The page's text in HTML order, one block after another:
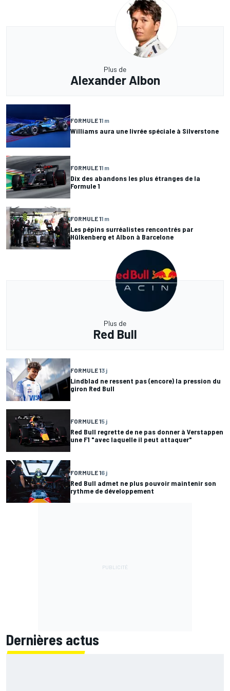
Plus de
Alexander Albon
FORMULE 11 m
Williams aura une livrée spéciale à Silverstone
FORMULE 11 m
Dix des abandons les plus étranges de la
Formule 1
FORMULE 11 m
Les pépins surréalistes rencontrés par
Hülkenberg et Albon à Barcelone
Plus de
Red Bull
FORMULE 13 j
Lindblad ne ressent pas (encore) la pression du
giron Red Bull
FORMULE 15 j
Red Bull regrette de ne pas donner à Verstappen
une F1 "avec laquelle il peut attaquer"
FORMULE 16 j
Red Bull admet ne plus pouvoir maintenir son
rythme de développement
Dernières actus